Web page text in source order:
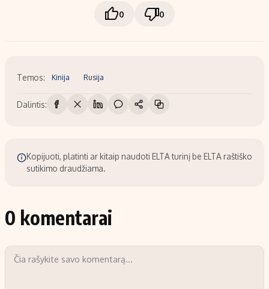
0 0
Temos: Kinija Rusija
Dalintis:
Kopijuoti, platinti ar kitaip naudoti ELTA turinį be ELTA raštiško
sutikimo draudžiama.
0 komentarai